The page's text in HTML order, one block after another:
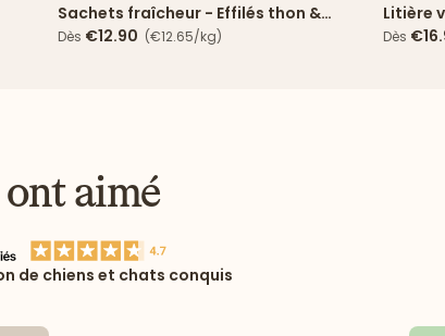
Sachets fraîcheur - Effilés thon &
cabillaud en sauce
Dès €12.90 (€12.65/kg)
Litière
- 2
Dès
aimé
de chiens et chats conquis